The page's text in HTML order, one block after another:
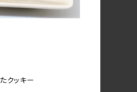
クッキー